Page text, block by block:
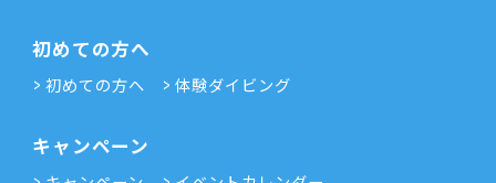
初めての方へ
初めての方へ 体験ダイビング
キャンペーン